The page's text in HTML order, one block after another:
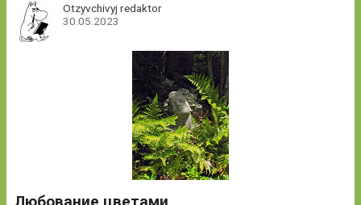
Otzyvchivyj redaktor
30.05.2023